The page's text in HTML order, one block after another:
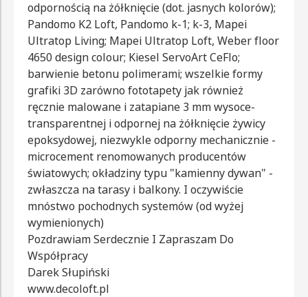
odpornością na żółknięcie (dot. jasnych kolorów);
Pandomo K2 Loft, Pandomo k-1; k-3, Mapei
Ultratop Living; Mapei Ultratop Loft, Weber floor
4650 design colour; Kiesel ServoArt CeFlo;
barwienie betonu polimerami; wszelkie formy
grafiki 3D zarówno fototapety jak również
ręcznie malowane i zatapiane 3 mm wysoce-
transparentnej i odpornej na żółknięcie żywicy
epoksydowej, niezwykle odporny mechanicznie -
microcement renomowanych producentów
światowych; okładziny typu "kamienny dywan" -
zwłaszcza na tarasy i balkony. I oczywiście
mnóstwo pochodnych systemów (od wyżej
wymienionych)
Pozdrawiam Serdecznie I Zapraszam Do
Współpracy
Darek Słupiński
www.decoloft.pl